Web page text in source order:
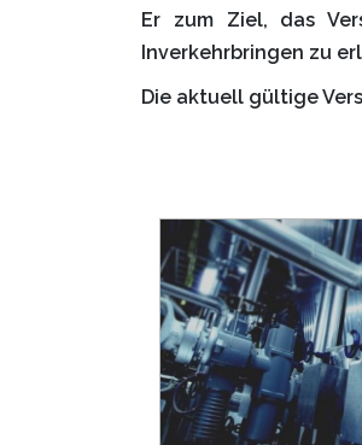
Er zum Ziel, das
Inverkehrbringen zu
Die aktuell gültige